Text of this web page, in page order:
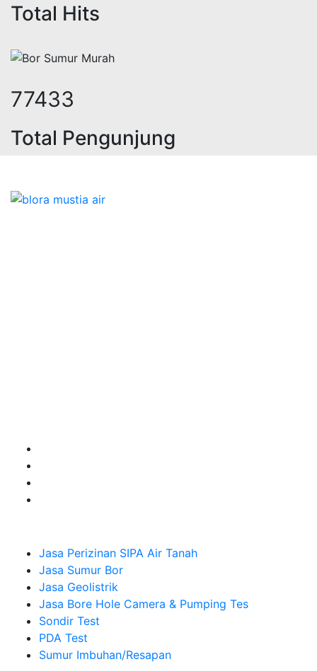
Total Hits
95781
Total Pengunjung
Jasa Perizinan SIPA Air Tanah
Jasa Sumur Bor
Jasa Geolistrik
Jasa Bore Hole Camera & Pumping Tes
Sondir Test
PDA Test
Sumur Imbuhan/Resapan